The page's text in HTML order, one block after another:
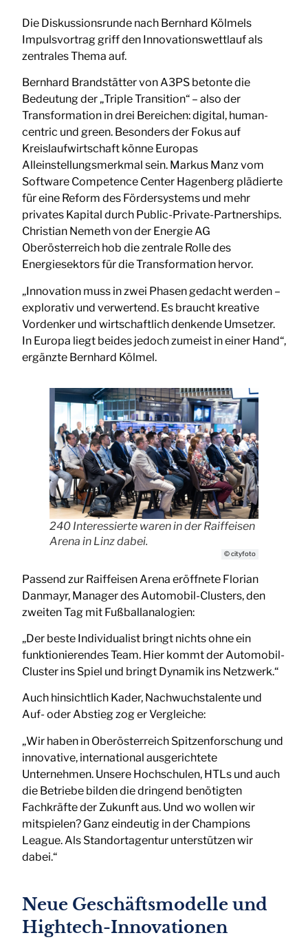
Die Diskussionsrunde nach Bernhard Kölmels
Impulsvortrag griff den Innovationswettlauf als
zentrales Thema auf.
Bernhard Brandstätter von A3PS betonte die
Bedeutung der „Triple Transition“ – also der
Transformation in drei Bereichen: digital, human-
centric und green. Besonders der Fokus auf
Kreislaufwirtschaft könne Europas
Alleinstellungsmerkmal sein. Markus Manz vom
Software Competence Center Hagenberg plädierte
für eine Reform des Fördersystems und mehr
privates Kapital durch Public-Private-Partnerships.
Christian Nemeth von der Energie AG
Oberösterreich hob die zentrale Rolle des
Energiesektors für die Transformation hervor.
„Innovation muss in zwei Phasen gedacht werden –
explorativ und verwertend. Es braucht kreative
Vordenker und wirtschaftlich denkende Umsetzer.
In Europa liegt beides jedoch zumeist in einer Hand“,
ergänzte Bernhard Kölmel.
240 Interessierte waren in der Raiffeisen
Arena in Linz dabei.
© cityfoto
Passend zur Raiffeisen Arena eröffnete Florian
Danmayr, Manager des Automobil-Clusters, den
zweiten Tag mit Fußballanalogien:
„Der beste Individualist bringt nichts ohne ein
funktionierendes Team. Hier kommt der Automobil-
Cluster ins Spiel und bringt Dynamik ins Netzwerk.“
Auch hinsichtlich Kader, Nachwuchstalente und
Auf- oder Abstieg zog er Vergleiche:
„Wir haben in Oberösterreich Spitzenforschung und
innovative, international ausgerichtete
Unternehmen. Unsere Hochschulen, HTLs und auch
die Betriebe bilden die dringend benötigten
Fachkräfte der Zukunft aus. Und wo wollen wir
mitspielen? Ganz eindeutig in der Champions
League. Als Standortagentur unterstützen wir
dabei.“
Neue Geschäftsmodelle und
Hightech-Innovationen